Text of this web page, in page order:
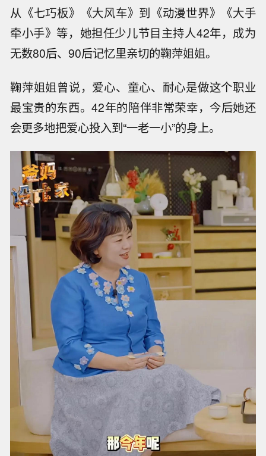
从《七巧板》《大风车》到《动漫世界》《大手
牵小手》等，她担任少儿节目主持人42年，成为
无数80后、90后记忆里亲切的鞠萍姐姐。
鞠萍姐姐曾说，爱心、童心、耐心是做这个职业
最宝贵的东西。42年的陪伴非常荣幸，今后她还
会更多地把爱心投入到“一老一小”的身上。